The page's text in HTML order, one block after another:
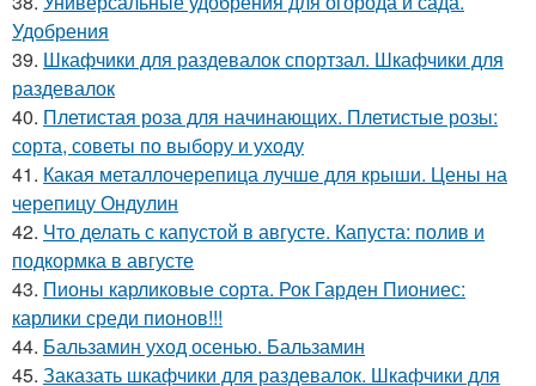
Удобрения
39. Шкафчики для раздевалок спортзал. Шкафчики для
раздевалок
40. Плетистая роза для начинающих. Плетистые розы:
сорта, советы по выбору и уходу
41. Какая металлочерепица лучше для крыши. Цены на
черепицу Ондулин
42. Что делать с капустой в августе. Капуста: полив и
подкормка в августе
43. Пионы карликовые сорта. Рок Гарден Пиониес:
карлики среди пионов!!!
44. Бальзамин уход осенью. Бальзамин
45. Заказать шкафчики для раздевалок. Шкафчики для